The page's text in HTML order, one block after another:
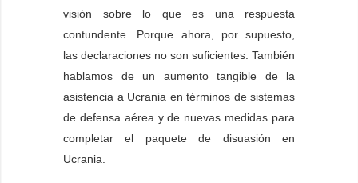
visión sobre lo que es una respuesta
contundente. Porque ahora, por supuesto,
las declaraciones no son suficientes. También
hablamos de un aumento tangible de la
asistencia a Ucrania en términos de sistemas
de defensa aérea y de nuevas medidas para
completar el paquete de disuasión en
Ucrania.